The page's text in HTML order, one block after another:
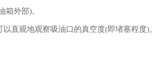
外部)。
观地观察吸油口的真空度(即堵塞程度)。